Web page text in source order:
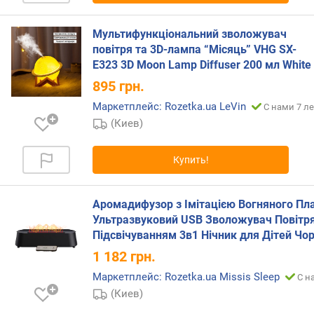
н
н
и
е
)
(
²
л
а
о
м
Мультифункціональний зволожувач
повітря та 3D-лампа “Місяць” VHG SX-
E323 3D Moon Lamp Diffuser 200 мл White
895 грн.
Маркетплейс: Rozetka.ua LeVin С нами 7
(Киев)
Купить!
Аромадифузор з Імітацією Вогняного
Ультразвуковий USB Зволожувач
Підсвічуванням 3в1 Нічник для Дітей Чор
1 182 грн.
Маркетплейс: Rozetka.ua Missis Sleep С
(Киев)